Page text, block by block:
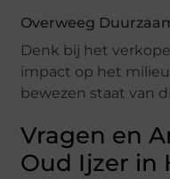
Overweeg
Denk bij het
impact op het
bewezen staat van
Vragen en
Oud Ijzer in